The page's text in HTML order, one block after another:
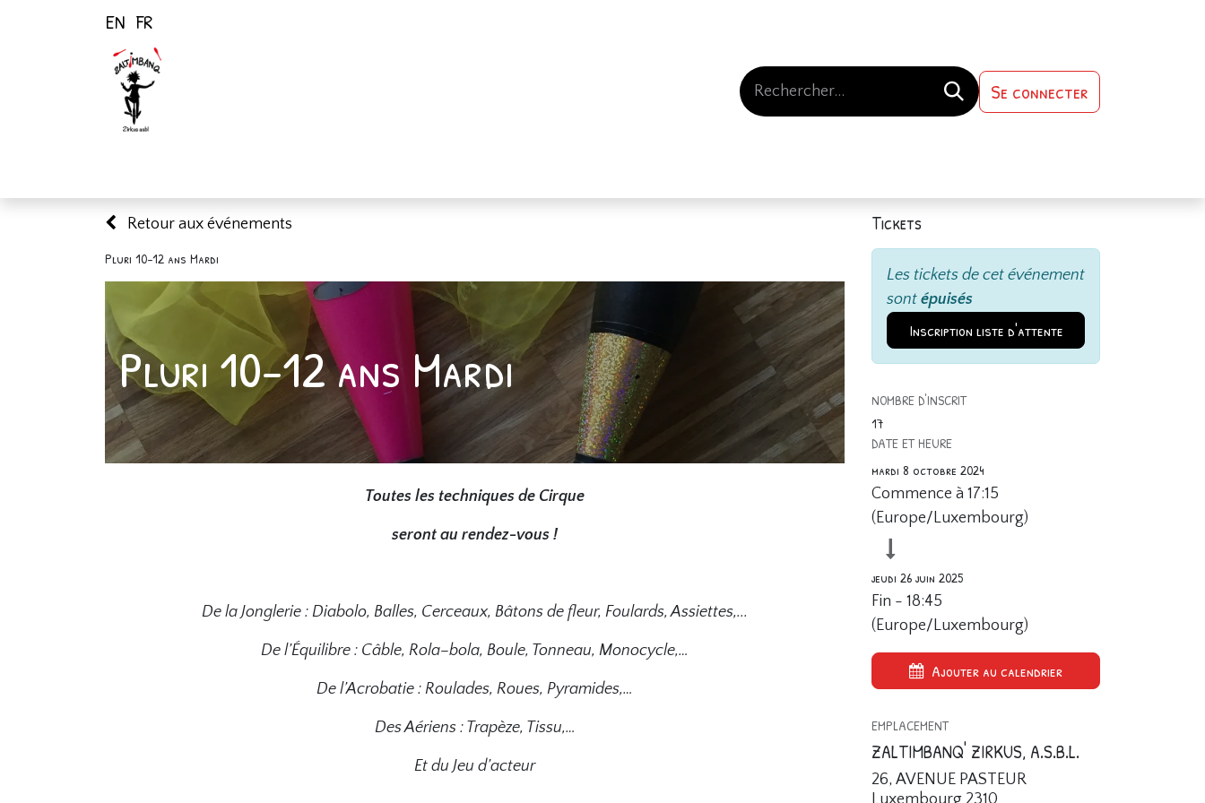
EN FR
Se connecter
Retour aux événements
Pluri 10-12 ans Mardi
Pluri 10-12 ans Mardi
Toutes les techniques de Cirque
seront au rendez-vous !
De la Jonglerie : Diabolo, Balles, Cerceaux, Bâtons de fleur, Foulards, Assiettes,...
De l’Équilibre : Câble, Rola–bola, Boule, Tonneau, Monocycle,…
De l’Acrobatie : Roulades, Roues, Pyramides,…
Des Aériens : Trapèze, Tissu,…
Et du Jeu d’acteur
Tickets
Les tickets de cet événement
sont épuisés
Inscription liste d'attente
NOMBRE D'INSCRIT
17
DATE ET HEURE
mardi 8 octobre 2024
Commence à 17:15
(Europe/Luxembourg)
jeudi 26 juin 2025
Fin - 18:45
(Europe/Luxembourg)
Ajouter au calendrier
EMPLACEMENT
ZALTIMBANQ' ZIRKUS, A.S.B.L.
26, AVENUE PASTEUR